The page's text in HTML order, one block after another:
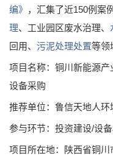
编》 ，汇集了近150例案
理、工业园区废水治理、
回用、 污泥处理处置等领
项目名称：铜川新能源
设备采购
推荐单位：鲁信天地人
参与环节：投资建设/设
项目所在地：陕西省铜